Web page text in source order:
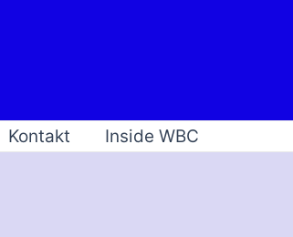
Kontakt Inside WBC